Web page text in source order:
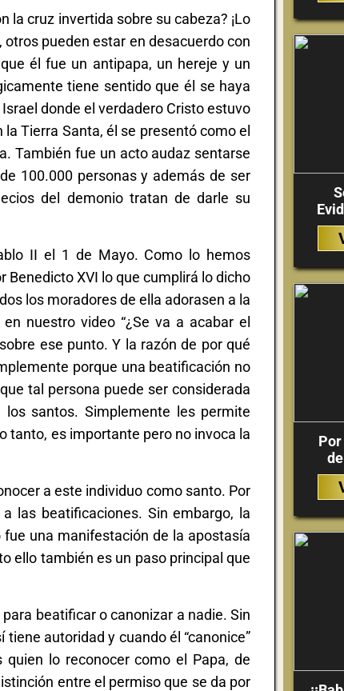
la cruz invertida sobre su cabeza? ¡Lo
pueden estar en desacuerdo con
él fue un antipapa, un hereje y un
tiene sentido que él se haya
donde el verdadero Cristo estuvo
Tierra Santa, él se presentó como el
También fue un acto audaz sentarse
100.000 personas y además de ser
del demonio tratan de darle su
II el 1 de Mayo. Como lo hemos
Benedicto XVI lo que cumplirá lo dicho
los moradores de ella adorasen a la
nuestro video “¿Se va a acabar el
ese punto. Y la razón de por qué
porque una beatificación no
tal persona puede ser considerada
santos. Simplemente les permite
tanto, es importante pero no invoca la
a este individuo como santo. Por
las beatificaciones. Sin embargo, la
una manifestación de la apostasía
ello también es un paso principal que
beatificar o canonizar a nadie. Sin
autoridad y cuando él “canonice”
lo reconocer como el Papa, de
entre el permiso que se da por